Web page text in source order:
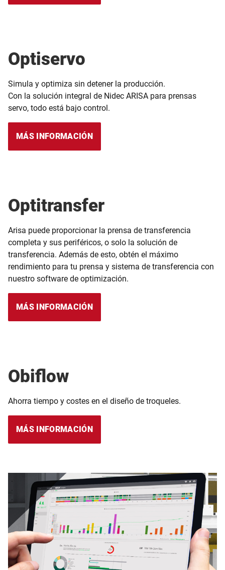
Optiservo
Simula y optimiza sin detener la producción.
Con la solución integral de Nidec ARISA para prensas
servo, todo está bajo control.
MÁS INFORMACIÓN
Optitransfer
Arisa puede proporcionar la prensa de transferencia
completa y sus periféricos, o solo la solución de
transferencia. Además de esto, obtén el máximo
rendimiento para tu prensa y sistema de transferencia con
nuestro software de optimización.
MÁS INFORMACIÓN
Obiflow
Ahorra tiempo y costes en el diseño de troqueles.
MÁS INFORMACIÓN